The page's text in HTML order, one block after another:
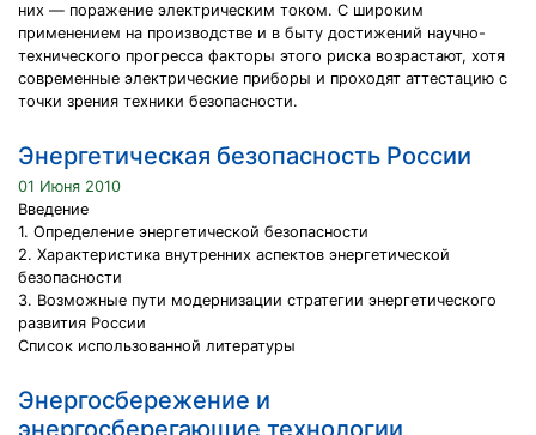
них — поражение электрическим током. С широким
применением на производстве и в быту достижений научно-
технического прогресса факторы этого риска возрастают, хотя
современные электрические приборы и проходят аттестацию с
точки зрения техники безопасности.
Энергетическая безопасность России
01 Июня 2010
Введение
1. Определение энергетической безопасности
2. Характеристика внутренних аспектов энергетической
безопасности
3. Возможные пути модернизации стратегии энергетического
развития России
Список использованной литературы
Энергосбережение и
энергосберегающие технологии